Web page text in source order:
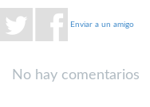
Enviar a un amigo
No hay comentarios